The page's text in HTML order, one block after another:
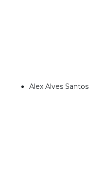
Alex Alves Santos